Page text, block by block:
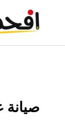
صيانة